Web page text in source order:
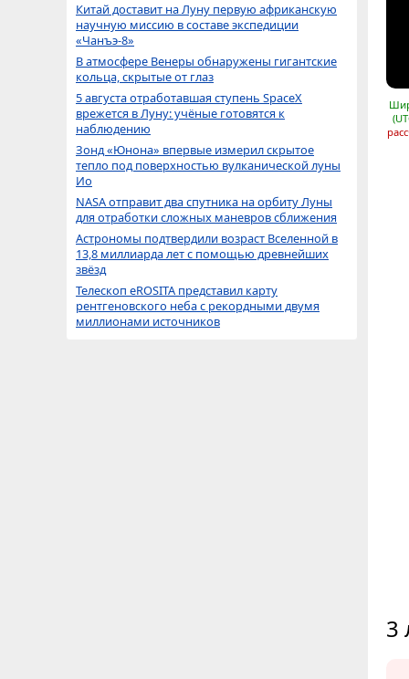
3
Китай доставит на Луну первую африканскую
научную миссию в составе экспедиции
«Чанъэ-8»
В атмосфере Венеры обнаружены гигантские
кольца, скрытые от глаз
5 августа отработавшая ступень SpaceX
врежется в Луну: учёные готовятся к
наблюдению
Зонд «Юнона» впервые измерил скрытое
тепло под поверхностью вулканической луны
Ио
NASA отправит два спутника на орбиту Луны
для отработки сложных маневров сближения
Астрономы подтвердили возраст Вселенной в
13,8 миллиарда лет с помощью древнейших
звёзд
Телескоп eROSITA представил карту
рентгеновского неба с рекордными двумя
миллионами источников